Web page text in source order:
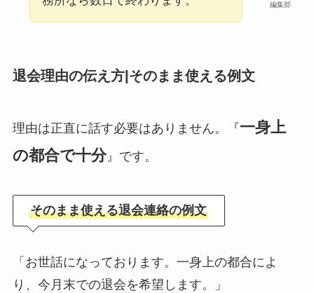
編集部
退会理由の伝え方|そのまま使える例文
理由は正直に話す必要はありません。『一身上
の都合で十分』です。
そのまま使える退会連絡の例文
「お世話になっております。一身上の都合によ
り、今月末での退会を希望します。」